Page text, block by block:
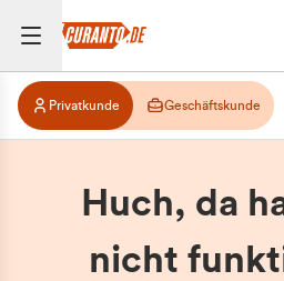
Privatkunde Geschäftskunde
Huch, da
nicht